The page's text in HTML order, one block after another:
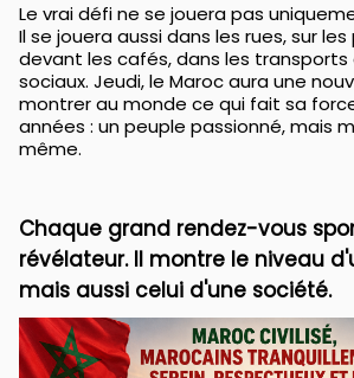
Le vrai défi ne se jouera pas
Il se jouera aussi dans les rues, sur
devant les cafés, dans les transports
sociaux. Jeudi, le Maroc aura une
montrer au monde ce qui fait sa
années : un peuple passionné, mais
même.
Chaque grand rendez-vous
révélateur. Il montre le niveau
mais aussi celui d'une société.